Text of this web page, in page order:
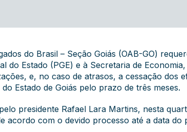
do Brasil – Seção Goiás (OAB-GO)
do Estado (PGE) e à Secretaria de
e, no caso de atrasos, a cessação dos
Estado de Goiás pelo prazo de três meses.
presidente Rafael Lara Martins, nesta
acordo com o devido processo até a data